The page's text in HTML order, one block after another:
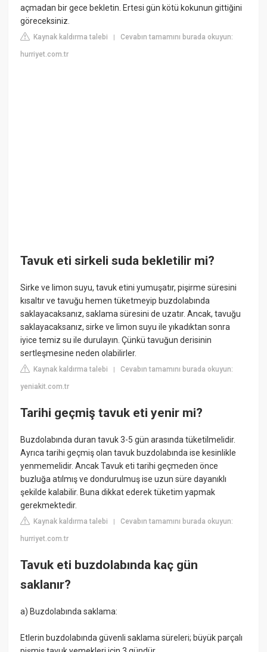
açmadan bir gece bekletin. Ertesi gün kötü kokunun gittiğini
göreceksiniz.
Kaynak kaldırma talebi |Cevabın tamamını burada okuyun:
hurriyet.com.tr
Tavuk eti sirkeli suda bekletilir mi?
Sirke ve limon suyu, tavuk etini yumuşatır, pişirme süresini
kısaltır ve tavuğu hemen tüketmeyip buzdolabında
saklayacaksanız, saklama süresini de uzatır. Ancak, tavuğu
saklayacaksanız, sirke ve limon suyu ile yıkadıktan sonra
iyice temiz su ile durulayın. Çünkü tavuğun derisinin
sertleşmesine neden olabilirler.
Kaynak kaldırma talebi |Cevabın tamamını burada okuyun:
yeniakit.com.tr
Tarihi geçmiş tavuk eti yenir mi?
Buzdolabında duran tavuk 3-5 gün arasında tüketilmelidir.
Ayrıca tarihi geçmiş olan tavuk buzdolabında ise kesinlikle
yenmemelidir. Ancak Tavuk eti tarihi geçmeden önce
buzluğa atılmış ve dondurulmuş ise uzun süre dayanıklı
şekilde kalabilir. Buna dikkat ederek tüketim yapmak
gerekmektedir.
Kaynak kaldırma talebi |Cevabın tamamını burada okuyun:
hurriyet.com.tr
Tavuk eti buzdolabında kaç gün
saklanır?
a) Buzdolabında saklama:
Etlerin buzdolabında güvenli saklama süreleri; büyük parçalı